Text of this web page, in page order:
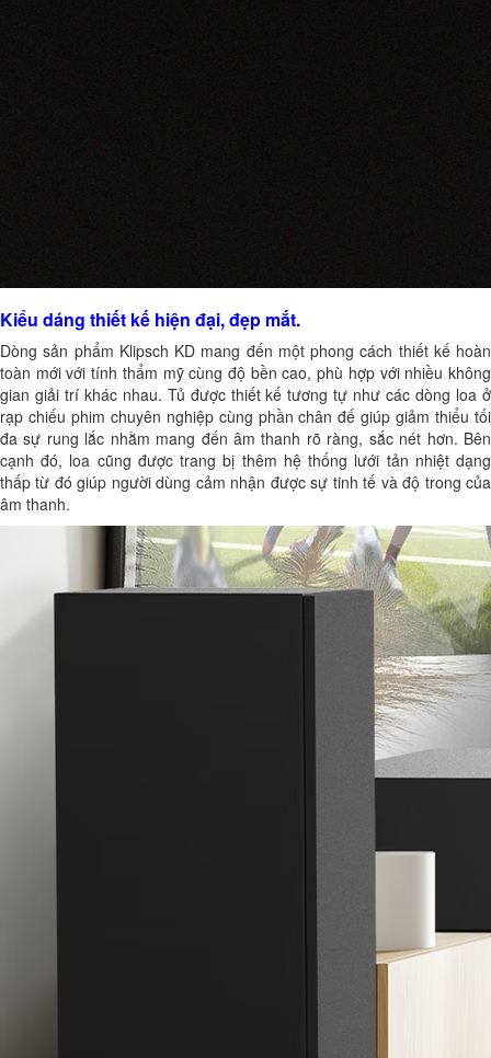
Kiểu dáng thiết kế hiện đại, đẹp mắt.
Dòng sản phẩm Klipsch KD mang đến một phong cách thiết kế hoàn
toàn mới với tính thẩm mỹ cùng độ bền cao, phù hợp với nhiều không
gian giải trí khác nhau. Tủ được thiết kế tương tự như các dòng loa ở
rạp chiếu phim chuyên nghiệp cùng phần chân đế giúp giảm thiểu tối
đa sự rung lắc nhằm mang đến âm thanh rõ ràng, sắc nét hơn. Bên
cạnh đó, loa cũng được trang bị thêm hệ thống lưới tản nhiệt dạng
thấp từ đó giúp người dùng cảm nhận được sự tinh tế và độ trong của
âm thanh.